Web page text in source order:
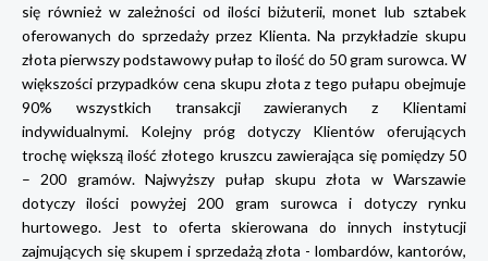
się również w zależności od ilości biżuterii, monet lub sztabek
oferowanych do sprzedaży przez Klienta. Na przykładzie skupu
złota pierwszy podstawowy pułap to ilość do 50 gram surowca. W
większości przypadków cena skupu złota z tego pułapu obejmuje
90% wszystkich transakcji zawieranych z Klientami
indywidualnymi. Kolejny próg dotyczy Klientów oferujących
trochę większą ilość złotego kruszcu zawierająca się pomiędzy 50
– 200 gramów. Najwyższy pułap skupu złota w Warszawie
dotyczy ilości powyżej 200 gram surowca i dotyczy rynku
hurtowego. Jest to oferta skierowana do innych instytucji
zajmujących się skupem i sprzedażą złota - lombardów, kantorów,